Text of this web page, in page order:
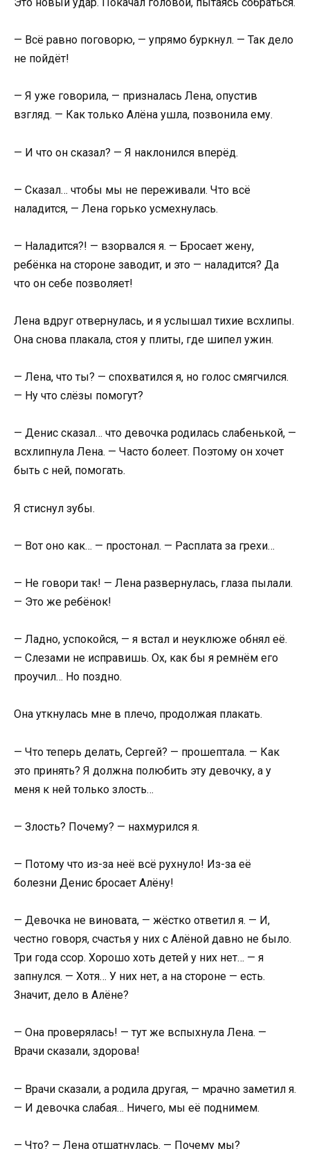
— Всё равно поговорю, — упрямо буркнул. — Так дело
не пойдёт!
— Я уже говорила, — призналась Лена, опустив
взгляд. — Как только Алёна ушла, позвонила ему.
— И что он сказал? — Я наклонился вперёд.
— Сказал… чтобы мы не переживали. Что всё
наладится, — Лена горько усмехнулась.
— Наладится?! — взорвался я. — Бросает жену,
ребёнка на стороне заводит, и это — наладится? Да
что он себе позволяет!
Лена вдруг отвернулась, и я услышал тихие всхлипы.
Она снова плакала, стоя у плиты, где шипел ужин.
— Лена, что ты? — спохватился я, но голос смягчился.
— Ну что слёзы помогут?
— Денис сказал… что девочка родилась слабенькой, —
всхлипнула Лена. — Часто болеет. Поэтому он хочет
быть с ней, помогать.
Я стиснул зубы.
— Вот оно как… — простонал. — Расплата за грехи…
— Не говори так! — Лена развернулась, глаза пылали.
— Это же ребёнок!
— Ладно, успокойся, — я встал и неуклюже обнял её.
— Слезами не исправишь. Ох, как бы я ремнём его
проучил… Но поздно.
Она уткнулась мне в плечо, продолжая плакать.
— Что теперь делать, Сергей? — прошептала. — Как
это принять? Я должна полюбить эту девочку, а у
меня к ней только злость…
— Злость? Почему? — нахмурился я.
— Потому что из-за неё всё рухнуло! Из-за её
болезни Денис бросает Алёну!
— Девочка не виновата, — жёстко ответил я. — И,
честно говоря, счастья у них с Алёной давно не было.
Три года ссор. Хорошо хоть детей у них нет… — я
запнулся. — Хотя… У них нет, а на стороне — есть.
Значит, дело в Алёне?
— Она проверялась! — тут же вспыхнула Лена. —
Врачи сказали, здорова!
— Врачи сказали, а родила другая, — мрачно заметил я.
— И девочка слабая… Ничего, мы её поднимем.
— Что? — Лена отшатнулась. — Почему мы?